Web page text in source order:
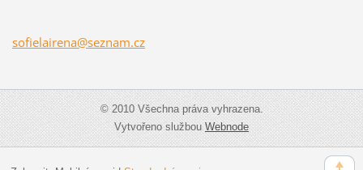
sofielairena@seznam.cz
© 2010 Všechna práva vyhrazena.
Vytvořeno službouWebnode